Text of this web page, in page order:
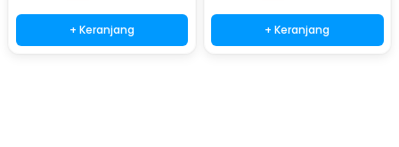
+ Keranjang + Keranjang